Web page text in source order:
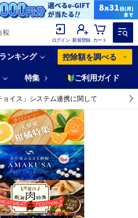
ログイン 新規登録 カート
ランキング 控除額を調べる
特集 ご利用ガイド
ョイス」システム連携に関して